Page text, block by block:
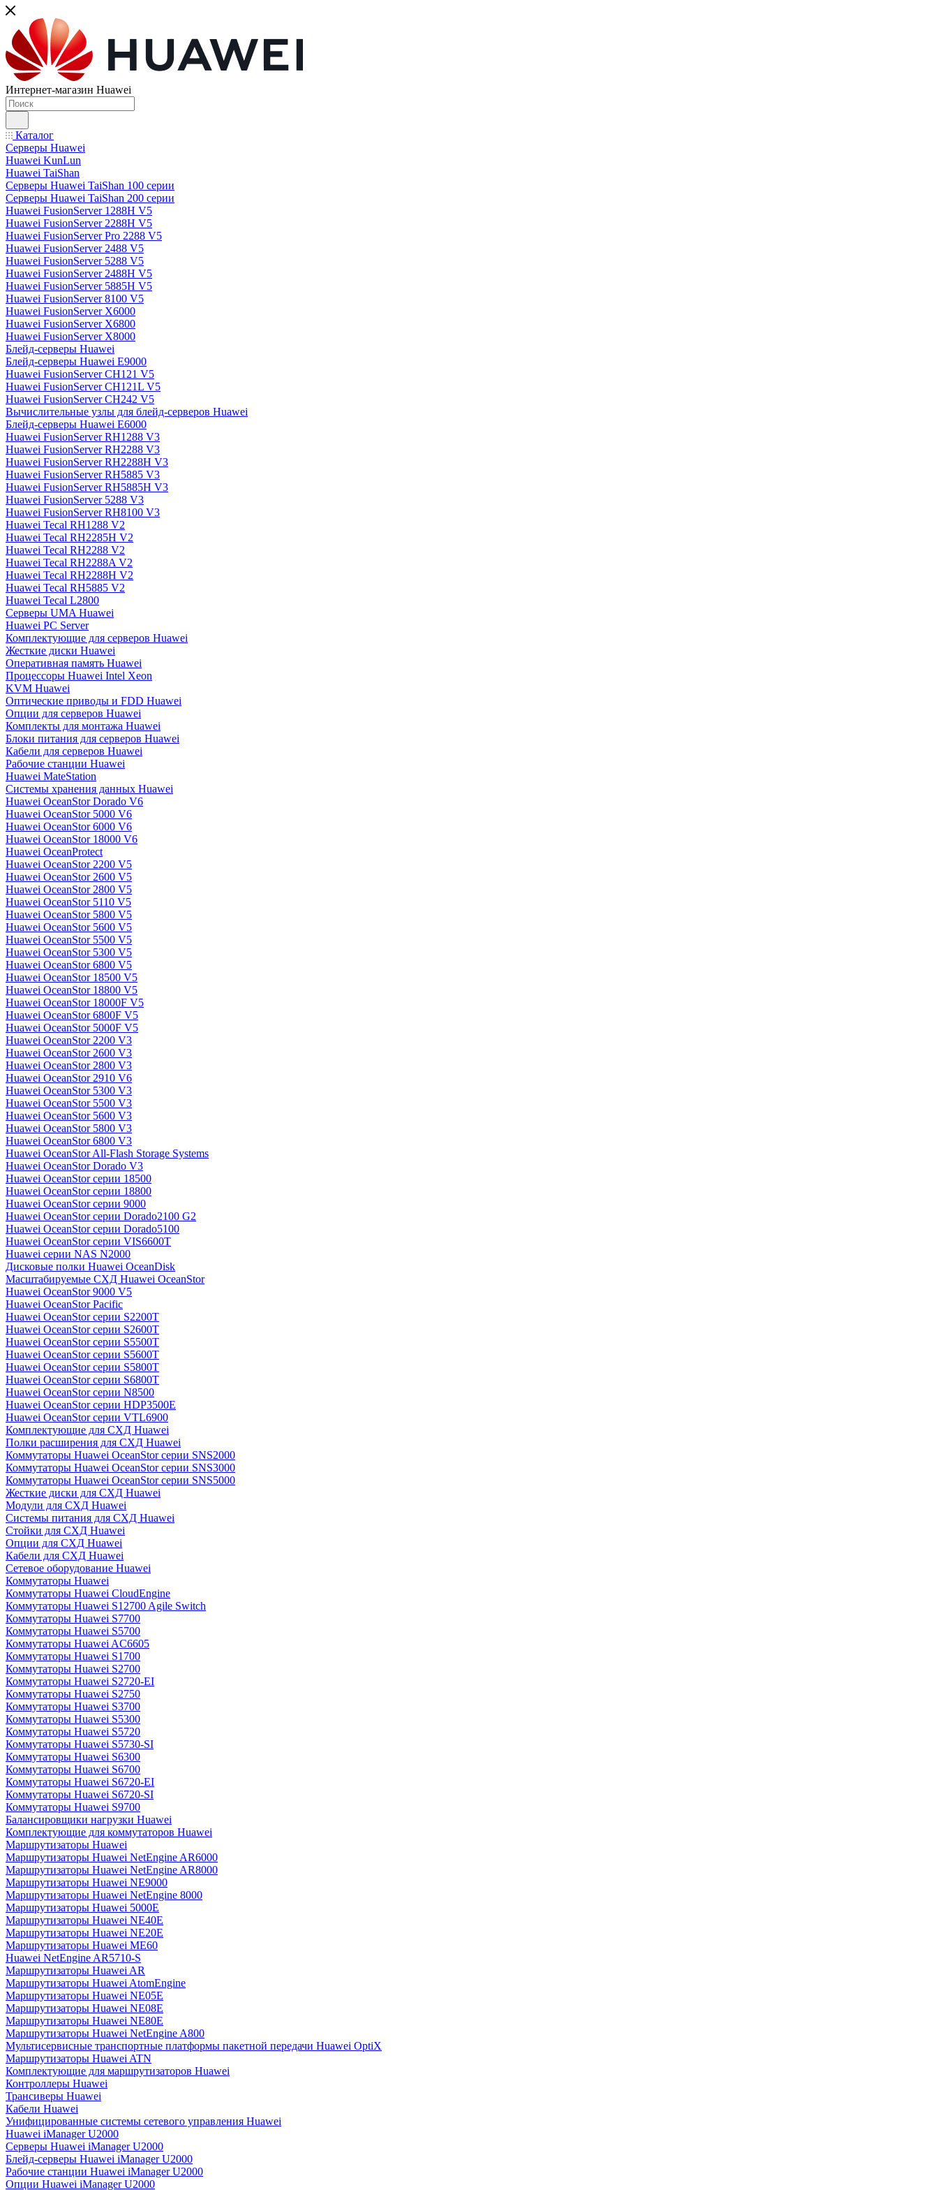
Интернет-магазин Huawei
Каталог
Серверы Huawei
Huawei KunLun
Huawei TaiShan
Серверы Huawei TaiShan 100 серии
Серверы Huawei TaiShan 200 серии
Huawei FusionServer 1288H V5
Huawei FusionServer 2288H V5
Huawei FusionServer Pro 2288 V5
Huawei FusionServer 2488 V5
Huawei FusionServer 5288 V5
Huawei FusionServer 2488H V5
Huawei FusionServer 5885H V5
Huawei FusionServer 8100 V5
Huawei FusionServer X6000
Huawei FusionServer X6800
Huawei FusionServer X8000
Блейд-серверы Huawei
Блейд-серверы Huawei E9000
Huawei FusionServer CH121 V5
Huawei FusionServer CH121L V5
Huawei FusionServer CH242 V5
Вычислительные узлы для блейд-серверов Huawei
Блейд-серверы Huawei E6000
Huawei FusionServer RH1288 V3
Huawei FusionServer RH2288 V3
Huawei FusionServer RH2288H V3
Huawei FusionServer RH5885 V3
Huawei FusionServer RH5885H V3
Huawei FusionServer 5288 V3
Huawei FusionServer RH8100 V3
Huawei Tecal RH1288 V2
Huawei Tecal RH2285H V2
Huawei Tecal RH2288 V2
Huawei Tecal RH2288A V2
Huawei Tecal RH2288H V2
Huawei Tecal RH5885 V2
Huawei Tecal L2800
Серверы UMA Huawei
Huawei PC Server
Комплектующие для серверов Huawei
Жесткие диски Huawei
Оперативная память Huawei
Процессоры Huawei Intel Xeon
KVM Huawei
Оптические приводы и FDD Huawei
Опции для серверов Huawei
Комплекты для монтажа Huawei
Блоки питания для серверов Huawei
Кабели для серверов Huawei
Рабочие станции Huawei
Huawei MateStation
Системы хранения данных Huawei
Huawei OceanStor Dorado V6
Huawei OceanStor 5000 V6
Huawei OceanStor 6000 V6
Huawei OceanStor 18000 V6
Huawei OceanProtect
Huawei OceanStor 2200 V5
Huawei OceanStor 2600 V5
Huawei OceanStor 2800 V5
Huawei OceanStor 5110 V5
Huawei OceanStor 5800 V5
Huawei OceanStor 5600 V5
Huawei OceanStor 5500 V5
Huawei OceanStor 5300 V5
Huawei OceanStor 6800 V5
Huawei OceanStor 18500 V5
Huawei OceanStor 18800 V5
Huawei OceanStor 18000F V5
Huawei OceanStor 6800F V5
Huawei OceanStor 5000F V5
Huawei OceanStor 2200 V3
Huawei OceanStor 2600 V3
Huawei OceanStor 2800 V3
Huawei OceanStor 2910 V6
Huawei OceanStor 5300 V3
Huawei OceanStor 5500 V3
Huawei OceanStor 5600 V3
Huawei OceanStor 5800 V3
Huawei OceanStor 6800 V3
Huawei OceanStor All-Flash Storage Systems
Huawei OceanStor Dorado V3
Huawei OceanStor серии 18500
Huawei OceanStor серии 18800
Huawei OceanStor серии 9000
Huawei OceanStor серии Dorado2100 G2
Huawei OceanStor серии Dorado5100
Huawei OceanStor серии VIS6600T
Huawei серии NAS N2000
Дисковые полки Huawei OceanDisk
Масштабируемые СХД Huawei OceanStor
Huawei OceanStor 9000 V5
Huawei OceanStor Pacific
Huawei OceanStor серии S2200T
Huawei OceanStor серии S2600T
Huawei OceanStor серии S5500T
Huawei OceanStor серии S5600T
Huawei OceanStor серии S5800T
Huawei OceanStor серии S6800T
Huawei OceanStor серии N8500
Huawei OceanStor серии HDP3500E
Huawei OceanStor серии VTL6900
Комплектующие для СХД Huawei
Полки расширения для СХД Huawei
Коммутаторы Huawei OceanStor серии SNS2000
Коммутаторы Huawei OceanStor серии SNS3000
Коммутаторы Huawei OceanStor серии SNS5000
Жесткие диски для СХД Huawei
Модули для СХД Huawei
Системы питания для СХД Huawei
Стойки для СХД Huawei
Опции для СХД Huawei
Кабели для СХД Huawei
Сетевое оборудование Huawei
Коммутаторы Huawei
Коммутаторы Huawei CloudEngine
Коммутаторы Huawei S12700 Agile Switch
Коммутаторы Huawei S7700
Коммутаторы Huawei S5700
Коммутаторы Huawei AC6605
Коммутаторы Huawei S1700
Коммутаторы Huawei S2700
Коммутаторы Huawei S2720-EI
Коммутаторы Huawei S2750
Коммутаторы Huawei S3700
Коммутаторы Huawei S5300
Коммутаторы Huawei S5720
Коммутаторы Huawei S5730-SI
Коммутаторы Huawei S6300
Коммутаторы Huawei S6700
Коммутаторы Huawei S6720-EI
Коммутаторы Huawei S6720-SI
Коммутаторы Huawei S9700
Балансировщики нагрузки Huawei
Комплектующие для коммутаторов Huawei
Маршрутизаторы Huawei
Маршрутизаторы Huawei NetEngine AR6000
Маршрутизаторы Huawei NetEngine AR8000
Маршрутизаторы Huawei NE9000
Маршрутизаторы Huawei NetEngine 8000
Маршрутизаторы Huawei 5000E
Маршрутизаторы Huawei NE40E
Маршрутизаторы Huawei NE20E
Маршрутизаторы Huawei ME60
Huawei NetEngine AR5710-S
Маршрутизаторы Huawei AR
Маршрутизаторы Huawei AtomEngine
Маршрутизаторы Huawei NE05E
Маршрутизаторы Huawei NE08E
Маршрутизаторы Huawei NE80E
Маршрутизаторы Huawei NetEngine A800
Мультисервисные транспортные платформы пакетной передачи Huawei OptiX
Маршрутизаторы Huawei ATN
Комплектующие для маршрутизаторов Huawei
Контроллеры Huawei
Трансиверы Huawei
Кабели Huawei
Унифицированные системы сетевого управления Huawei
Huawei iManager U2000
Серверы Huawei iManager U2000
Блейд-серверы Huawei iManager U2000
Рабочие станции Huawei iManager U2000
Опции Huawei iManager U2000